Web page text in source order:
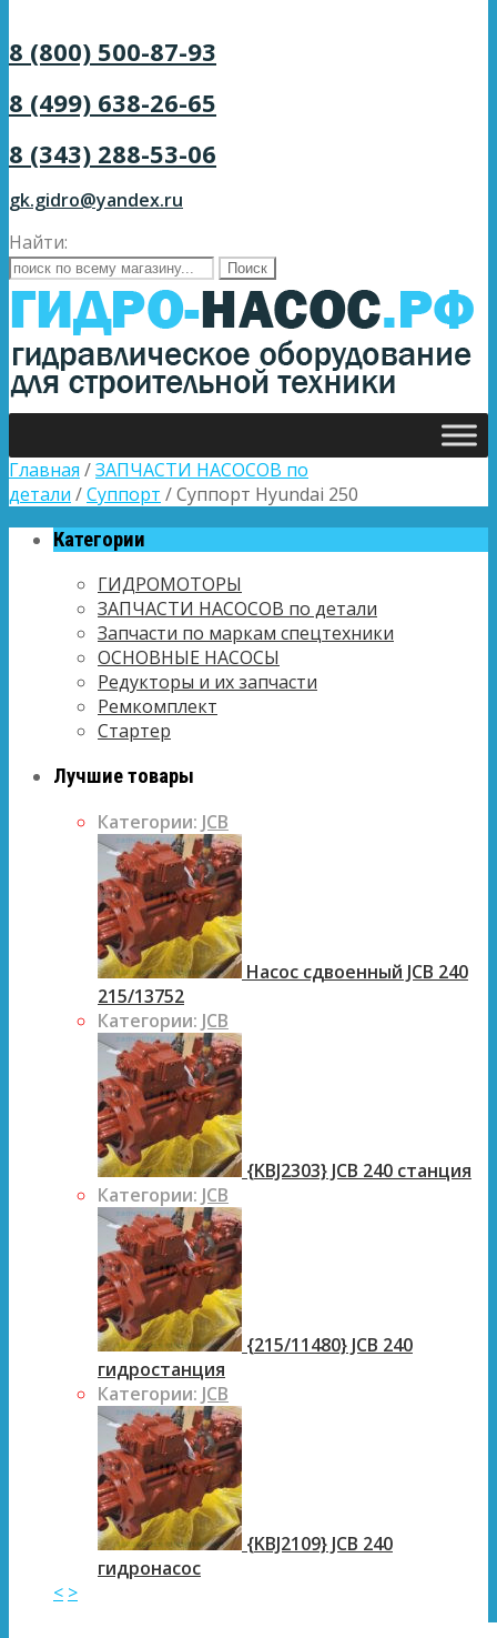
8 (800) 500-87-93
8 (499) 638-26-65
8 (343) 288-53-06
gk.gidro@yandex.ru
Найти:
Главная /ЗАПЧАСТИ НАСОСОВ по
детали /Суппорт / Суппорт Hyundai 250
Категории
ГИДРОМОТОРЫ
ЗАПЧАСТИ НАСОСОВ по детали
Запчасти по маркам спецтехники
ОСНОВНЫЕ НАСОСЫ
Редукторы и их запчасти
Ремкомплект
Стартер
Лучшие товары
Категории: JCB
Насос сдвоенный JCB 240
215/13752
Категории: JCB
{KBJ2303} JCB 240 станция
Категории: JCB
{215/11480} JCB 240
гидростанция
Категории: JCB
{KBJ2109} JCB 240
гидронасос
< >